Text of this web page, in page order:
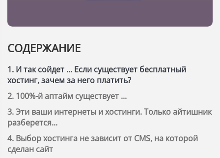
СОДЕРЖАНИЕ
1. И так сойдет ... Если существует бесплатный
хостинг, зачем за него платить?
2. 100%-й аптайм существует ...
3. Эти ваши интернеты и хостинги. Только айтишник
разберется...
4. Выбор хостинга не зависит от CMS, на которой
сделан сайт